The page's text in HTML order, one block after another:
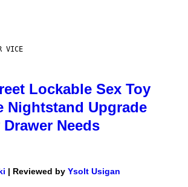
VICE
Lockable Sex Toy
Nightstand Upgrade
Needs
| Reviewed by Ysolt Usigan